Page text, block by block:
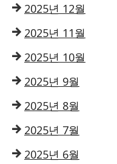
2025년 12월
2025년 11월
2025년 10월
2025년 9월
2025년 8월
2025년 7월
2025년 6월